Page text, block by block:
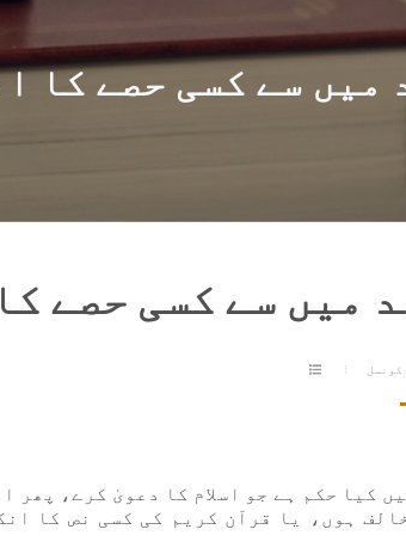
میں سے کسی حصے کا
میں سے کسی حصے
کونسل
کیا حکم ہے جو اسلام کا دعویٰ کرے، پھر
ہوں، یا قرآن کریم کی کسی نص کا